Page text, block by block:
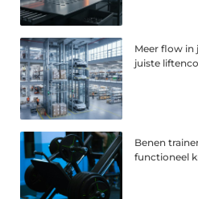
Meer flow
juiste
Benen
functioneel